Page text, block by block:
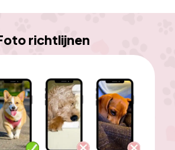
richtlijnen